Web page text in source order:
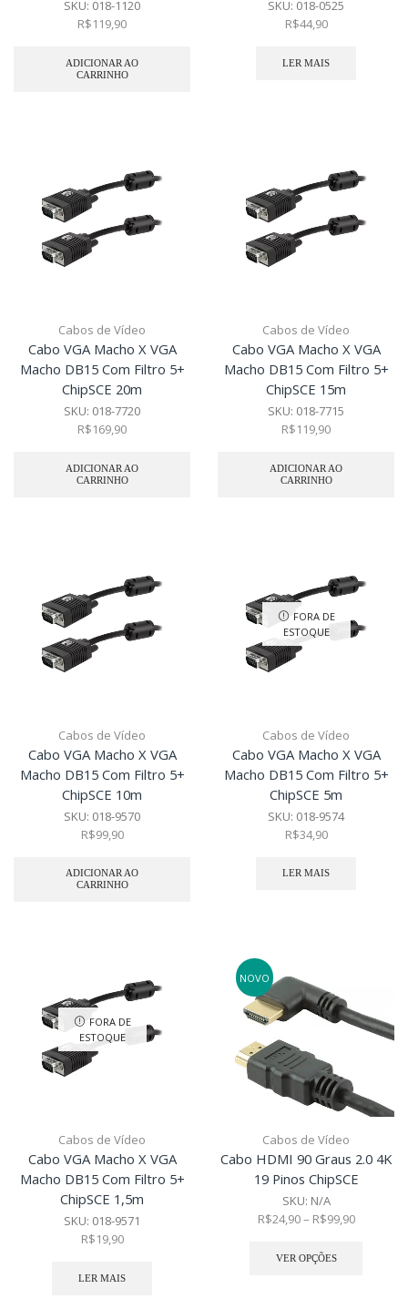
SKU: 018-1120
R$119,90
ADICIONAR AO
CARRINHO
SKU: 018-0525
R$44,90
LER MAIS
Cabos de Vídeo
Cabo VGA Macho X VGA
Macho DB15 Com Filtro 5+
ChipSCE 20m
SKU: 018-7720
R$169,90
ADICIONAR AO
CARRINHO
Cabos de Vídeo
Cabo VGA Macho X VGA
Macho DB15 Com Filtro 5+
ChipSCE 15m
SKU: 018-7715
R$119,90
ADICIONAR AO
CARRINHO
Cabos de Vídeo
Cabo VGA Macho X VGA
Macho DB15 Com Filtro 5+
ChipSCE 10m
SKU: 018-9570
R$99,90
ADICIONAR AO
CARRINHO
FORA DE
ESTOQUE
Cabos de Vídeo
Cabo VGA Macho X VGA
Macho DB15 Com Filtro 5+
ChipSCE 5m
SKU: 018-9574
R$34,90
LER MAIS
FORA DE
ESTOQUE
Cabos de Vídeo
Cabo VGA Macho X VGA
Macho DB15 Com Filtro 5+
ChipSCE 1,5m
SKU: 018-9571
R$19,90
LER MAIS
NOVO
Cabos de Vídeo
Cabo HDMI 90 Graus 2.0 4K
19 Pinos ChipSCE
SKU: N/A
R$24,90– R$99,90
VER OPÇÕES